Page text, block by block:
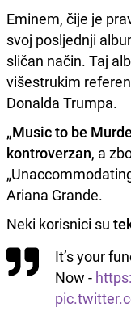
Eminem, čije je
svoj posljednji
sličan način. Taj
višestrukim
Donalda Trumpa.
„Music to be
kontroverzan, a
Ariana Grande.
Neki korisnici su
It’s your
Now -